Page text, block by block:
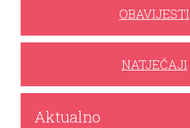
OBAVIJESTI
NATJEČAJI
Aktualno